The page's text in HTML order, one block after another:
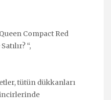
Compact Red
“,
tütün dükkanları